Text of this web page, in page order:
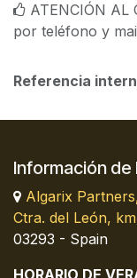
ATENCIÓN AL
por teléfono y
Referencia
Información de
Algarix
Ctra. del León,
03293 - Spain